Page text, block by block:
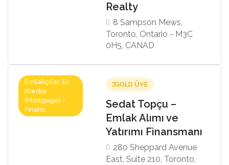
Realty
8 Sampson Mews,
Toronto, Ontario - M3C
0H5, CANAD
Emlakçılar, Ev
Kredisi
(Mortgage) -
Finans
GOLD ÜYE
Sedat Topçu –
Emlak Alımı ve
Yatırımı Finansmanı
280 Sheppard Avenue
East, Suite 210, Toronto,